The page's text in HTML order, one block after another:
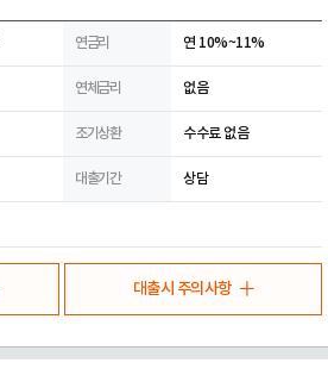
연금리 연 10%~11%
연체금리 없음
조기상환 수수료 없음
대출기간 상담
대출시 주의사항